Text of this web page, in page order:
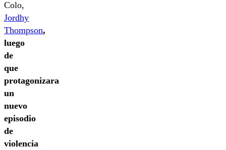
Colo,
Jordhy
Thompson,
luego
de
que
protagonizara
un
nuevo
episodio
de
violencia